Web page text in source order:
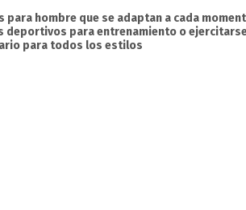
para hombre que se adaptan a cada
deportivos para entrenamiento o
para todos los estilos